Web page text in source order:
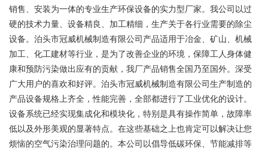
销售、安装为一体的专业生产环保设备的实力型厂家。我公司以过
硬的技术力量、设备精良、加工精细，生产关于各行业需要的除尘
设备。泊头市冠威机械制造有限公司产品适用于冶金、矿山、机械
加工、化工建材等行业，是为了改善企业的环境，保障工人身体健
康和预防污染做出应有的贡献，我厂产品销售全国乃至国外。深受
广大用户的喜欢和好评。泊头市冠威机械制造有限公司生产制造的
产品设备规格上齐全，性能完善，全部都进行了工业优化的设计。
设备系统已经实现集成化和模块化，特别是具有操作简单，故障率
低以及外形美观的显著特点。在这些基础之上也肯定可以解决让您
烦恼的空气污染治理问题的。本公司以倡导低碳环保、节能减排等